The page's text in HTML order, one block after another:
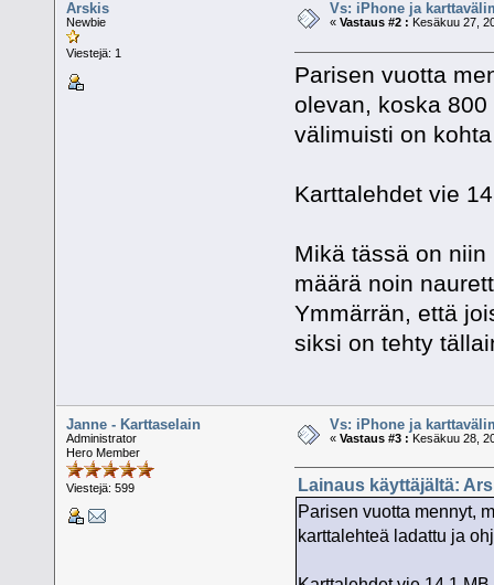
Arskis
Newbie
Viestejä: 1
Vs: iPhone ja
«Vastaus #2 : Kesäkuu 27,
Parisen vuotta
olevan, koska
välimuisti on
Karttalehdet vie
Mikä tässä on
määrä noin
Ymmärrän, että
siksi on tehty
Janne - Karttaselain
Administrator
Hero Member
Viestejä: 599
Vs: iPhone ja
«Vastaus #3 : Kesäkuu 28,
Lainaus käyttäjältä:
Parisen vuotta mennyt,
karttalehteä ladattu ja